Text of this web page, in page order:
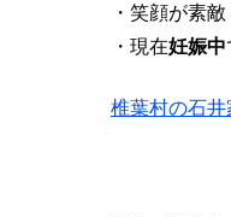
・笑顔が素敵
・現在妊娠中
椎葉村の石井